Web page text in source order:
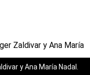
y Ana María Nadal.